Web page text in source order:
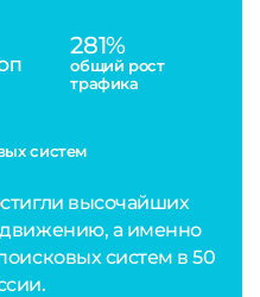
281%
общий рост
трафика
систем
высочайших
а именно
систем в 50